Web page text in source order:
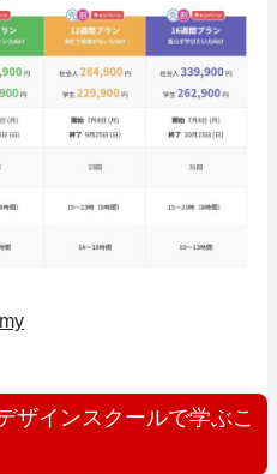
ザインスクールで学ぶこ